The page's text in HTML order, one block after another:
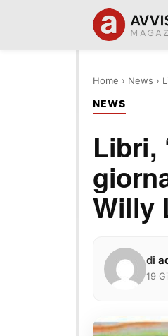
Home › News ›
NEWS
Libri,
Willy
di
19